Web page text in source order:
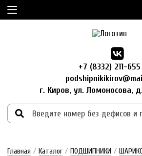
+7 (8332) 211-655
г. Киров, ул. Ломоносова,
Главная / Каталог / ПОДШИПНИКИ /